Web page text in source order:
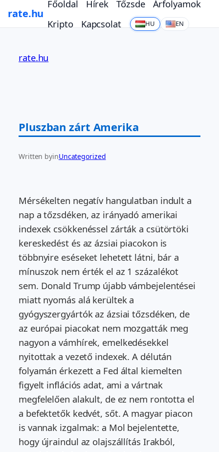
rate.hu
Főoldal Hírek Tőzsde
Árfolyamok
Kripto
Kapcsolat HU EN
tartalomhoz
rate.hu
Pluszban zárt Amerika
Written byinUncategorized
Mérsékelten negatív hangulatban indult a
nap a tőzsdéken, az irányadó amerikai
indexek csökkenéssel zárták a csütörtöki
kereskedést és az ázsiai piacokon is
többnyire eséseket lehetett látni, bár a
mínuszok nem érték el az 1 százalékot
sem. Donald Trump újabb vámbejelentései
miatt nyomás alá kerültek a
gyógyszergyártók az ázsiai tőzsdéken, de
az európai piacokat nem mozgatták meg
nagyon a vámhírek, emelkedésekkel
nyitottak a vezető indexek. A délután
folyamán érkezett a Fed által kiemelten
figyelt inflációs adat, ami a vártnak
megfelelően alakult, de ez nem rontotta el
a befektetők kedvét, sőt. A magyar piacon
is vannak izgalmak: a Mol bejelentette,
hogy újraindul az olajszállítás Irakból,